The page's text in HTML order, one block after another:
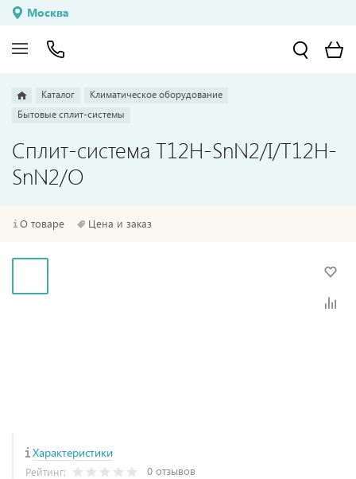
Москва
Каталог
Климатическое оборудование
Бытовые сплит-системы
Сплит-система T12H-SnN2/I/T12H-
SnN2/O
О товаре Цена и заказ
Характеристики
Рейтинг: 0 отзывов